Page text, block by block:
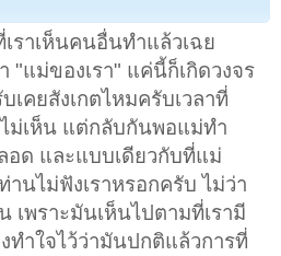
ราเห็นคนอื่นทำแล้วเฉย
"แม่ของเรา" แค่นี้ก็เกิดวงจร
คยสังเกตไหมครับเวลาที่
ม่เห็น แต่กลับกันพอแม่ทำ
อด และแบบเดียวกับที่แม่
านไม่ฟังเราหรอกครับ ไม่ว่า
เพราะมันเห็นไปตามที่เรามี
ทำใจไว้ว่ามันปกติแล้วการที่